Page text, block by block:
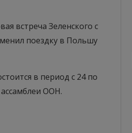
встреча Зеленского с
поездку в Польшу
в период с 24 по
ООН.